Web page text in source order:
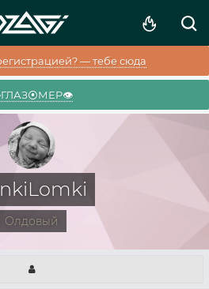
— тебе сюда
Олдовый